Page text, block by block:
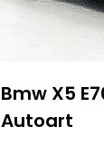
Bmw X5
Autoart